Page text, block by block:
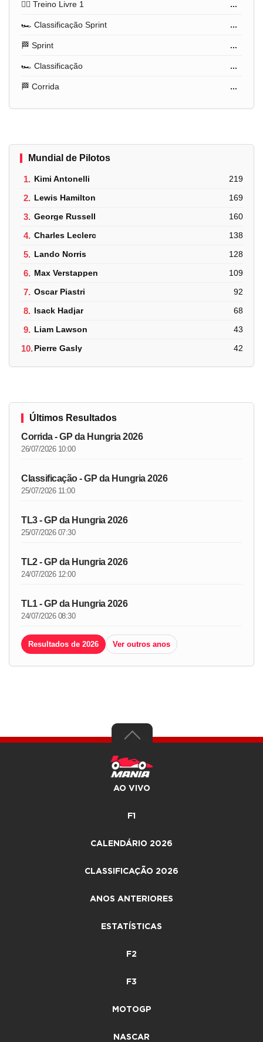
🏋️‍♂️ Treino Livre 1 ...
🏎️ Classificação Sprint ...
🏁 Sprint ...
🏎️ Classificação ...
🏁 Corrida ...
Mundial de Pilotos
1. Kimi Antonelli 219
2. Lewis Hamilton 169
3. George Russell 160
4. Charles Leclerc 138
5. Lando Norris 128
6. Max Verstappen 109
7. Oscar Piastri 92
8. Isack Hadjar 68
9. Liam Lawson 43
10.Pierre Gasly 42
Últimos Resultados
Corrida - GP da Hungria 2026
26/07/2026 10:00
Classificação - GP da Hungria 2026
25/07/2026 11:00
TL3 - GP da Hungria 2026
25/07/2026 07:30
TL2 - GP da Hungria 2026
24/07/2026 12:00
TL1 - GP da Hungria 2026
24/07/2026 08:30
Resultados de 2026 Ver outros anos
AO VIVO
F1
CALENDÁRIO 2026
CLASSIFICAÇÃO 2026
ANOS ANTERIORES
ESTATÍSTICAS
F2
F3
MOTOGP
NASCAR